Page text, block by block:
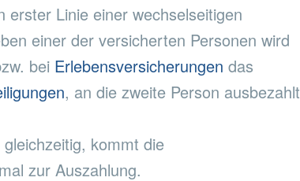
erster Linie einer wechselseitigen
einer der versicherten Personen wird
bei Erlebensversicherungen das
, an die zweite Person ausbezahlt
kommt die
zur Auszahlung.